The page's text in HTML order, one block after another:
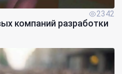
2342
компаний разработки